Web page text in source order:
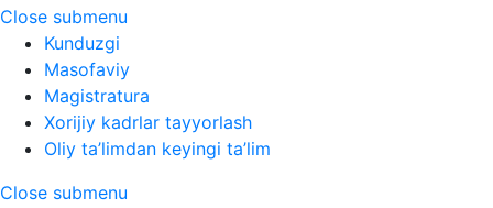
Close submenu
Kunduzgi
Masofaviy
Magistratura
Xorijiy kadrlar tayyorlash
Oliy ta’limdan keyingi ta’lim
Close submenu